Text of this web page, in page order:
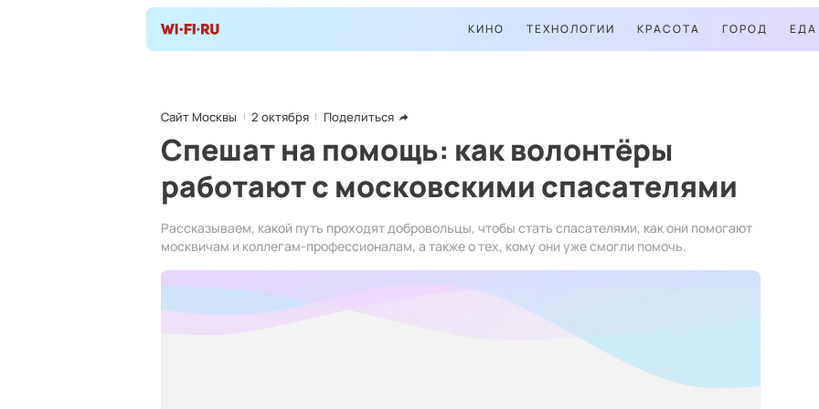
КИНО ТЕХНОЛОГИИ КРАСОТА ГОРОД ЕДА
Сайт Москвы 2 октября Поделиться
Спешат на помощь: как волонтёры
работают с московскими спасателями
Рассказываем, какой путь проходят добровольцы, чтобы стать спасателями, как они помогают
москвичам и коллегам-профессионалам, а также о тех, кому они уже смогли помочь.